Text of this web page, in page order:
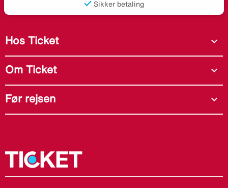
Sikker betaling
Hos Ticket expand_more
Om Ticket expand_more
Før rejsen expand_more